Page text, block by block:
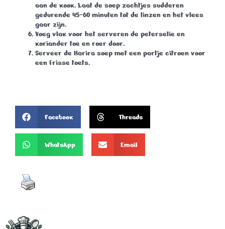
aan de kook. Laat de soep zachtjes sudderen
gedurende 45-60 minuten tot de linzen en het vlees
gaar zijn.
Voeg vlak voor het serveren de peterselie en
koriander toe en roer door.
Serveer de Harira soep met een partje citroen voor
een frisse toets.
Facebook Threads
WhatsApp Email